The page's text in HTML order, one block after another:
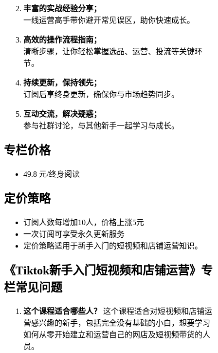
丰富的实战经验分享；
一线运营高手带你避开常见误区，助你快速成长。
高效的操作流程指南；
清晰步骤，让你轻松掌握选品、运营、投流等关键环
节。
持续更新，保持领先；
订阅后享终身更新，确保你与市场趋势同步。
互动交流，解决疑惑；
参与社群讨论，与其他新手一起学习与成长。
专栏价格
49.8 元/终身阅读
定价策略
订阅人数每增加10人，价格上涨5元
一次订阅可享受永久更新服务
定价策略适用于新手入门的短视频和店铺运营知识。
《Tiktok新手入门短视频和店铺运营》专
栏常见问题
这个课程适合哪些人？
这个课程适合对短视频和店铺运
营感兴趣的新手，包括完全没有基础的小白，想要学习
如何从零开始建立和运营自己的网店及短视频带货的人
员。